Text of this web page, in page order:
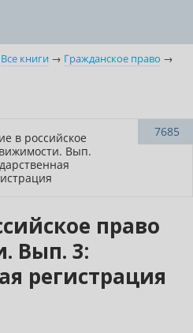
Все книги → Гражданское право →
7685
право
Вып. 3:
регистрация